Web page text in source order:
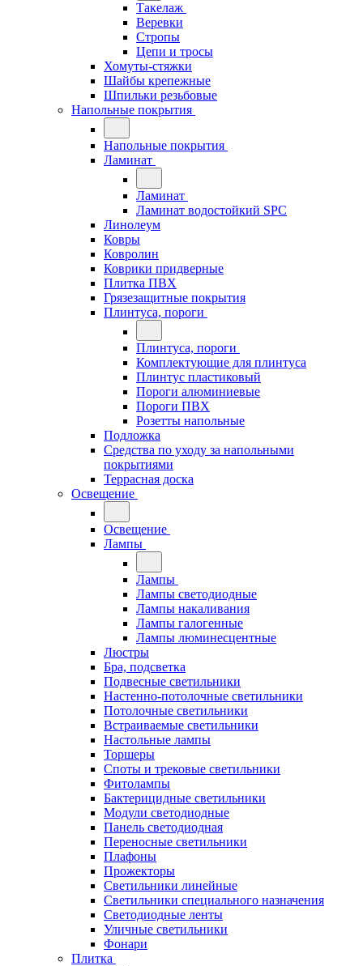
Такелаж
Веревки
Стропы
Цепи и тросы
Хомуты-стяжки
Шайбы крепежные
Шпильки резьбовые
Напольные покрытия
Напольные покрытия
Ламинат
Ламинат
Ламинат водостойкий SPC
Линолеум
Ковры
Ковролин
Коврики придверные
Плитка ПВХ
Грязезащитные покрытия
Плинтуса, пороги
Плинтуса, пороги
Комплектующие для плинтуса
Плинтус пластиковый
Пороги алюминиевые
Пороги ПВХ
Розетты напольные
Подложка
Средства по уходу за напольными
покрытиями
Террасная доска
Освещение
Освещение
Лампы
Лампы
Лампы светодиодные
Лампы накаливания
Лампы галогенные
Лампы люминесцентные
Люстры
Бра, подсветка
Подвесные светильники
Настенно-потолочные светильники
Потолочные светильники
Встраиваемые светильники
Настольные лампы
Торшеры
Споты и трековые светильники
Фитолампы
Бактерицидные светильники
Модули светодиодные
Панель светодиодная
Переносные светильники
Плафоны
Прожекторы
Светильники линейные
Светильники специального назначения
Светодиодные ленты
Уличные светильники
Фонари
Плитка